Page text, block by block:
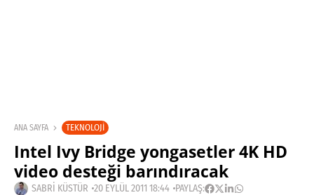
ANA SAYFA TEKNOLOJI
Intel Ivy Bridge yongasetler 4K HD
video desteği barındıracak
SABRI KÜSTÜR 20 EYLÜL 2011 18:44 PAYLAŞ: